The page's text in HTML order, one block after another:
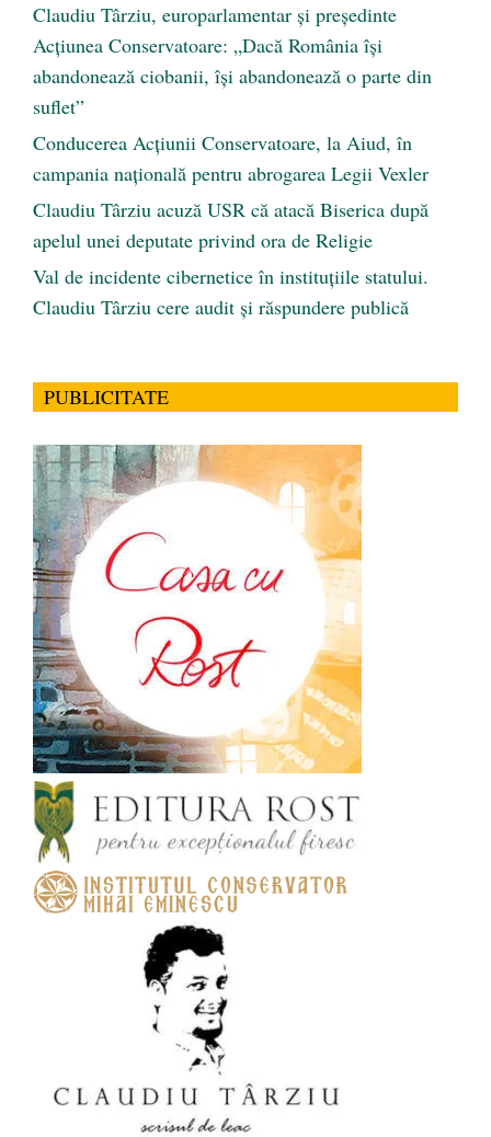
Claudiu Târziu, europarlamentar și președinte
Acțiunea Conservatoare: „Dacă România își
abandonează ciobanii, își abandonează o parte din
suflet”
Conducerea Acțiunii Conservatoare, la Aiud, în
campania națională pentru abrogarea Legii Vexler
Claudiu Târziu acuză USR că atacă Biserica după
apelul unei deputate privind ora de Religie
Val de incidente cibernetice în instituțiile statului.
Claudiu Târziu cere audit și răspundere publică
PUBLICITATE